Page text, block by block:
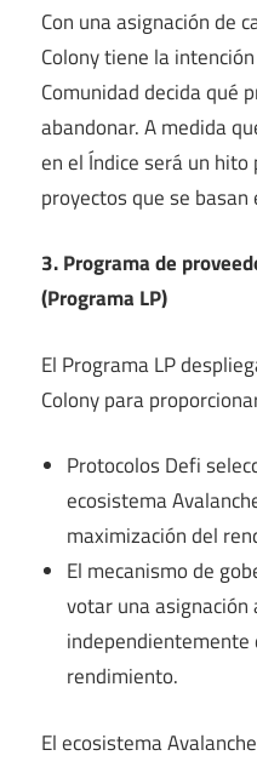
Con una asignación de
Colony tiene la
Comunidad decida qué
abandonar. A medida
en el Índice será un
proyectos que se basan
3. Programa de
(Programa LP)
El Programa LP
Colony para
Protocolos Defi
ecosistema
maximización del
El mecanismo de
votar una asignación
independientemente
rendimiento.
El ecosistema